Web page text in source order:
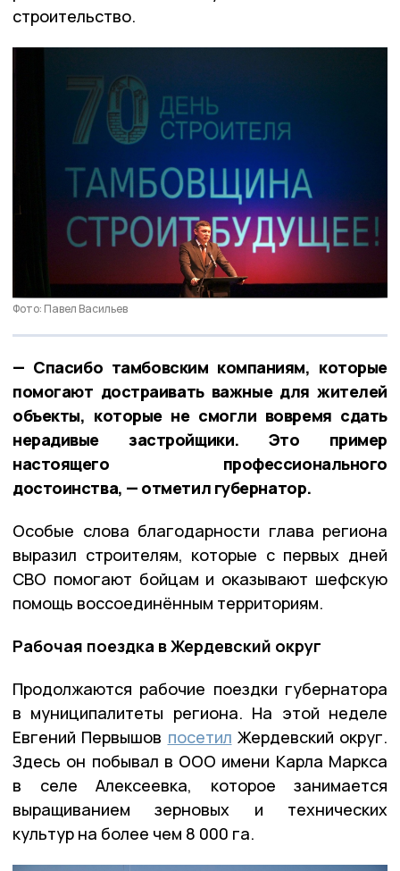
строительство.
Фото: Павел Васильев
— Спасибо тамбовским компаниям, которые
помогают достраивать важные для жителей
объекты, которые не смогли вовремя сдать
нерадивые застройщики. Это пример
настоящего профессионального
достоинства, — отметил губернатор.
Особые слова благодарности глава региона
выразил строителям, которые с первых дней
СВО помогают бойцам и оказывают шефскую
помощь воссоединённым территориям.
Рабочая поездка в Жердевский округ
Продолжаются рабочие поездки губернатора
в муниципалитеты региона. На этой неделе
Евгений Первышов посетил Жердевский округ.
Здесь он побывал в ООО имени Карла Маркса
в селе Алексеевка, которое занимается
выращиванием зерновых и технических
культур на более чем 8 000 га.